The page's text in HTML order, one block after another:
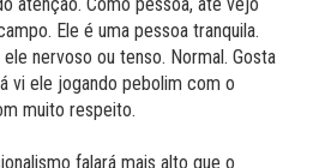
Ele é uma pessoa tranquila.
nervoso ou tenso. Normal. Gosta
vi ele jogando pebolim com o
muito respeito.
falará mais alto que o